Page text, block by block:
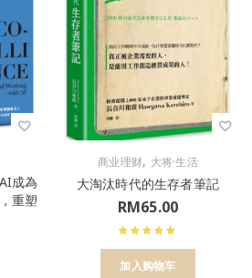
成為
重塑
商业理财, 大将·生活
大淘汰時代的生存者筆記
RM65.00
加入购物车